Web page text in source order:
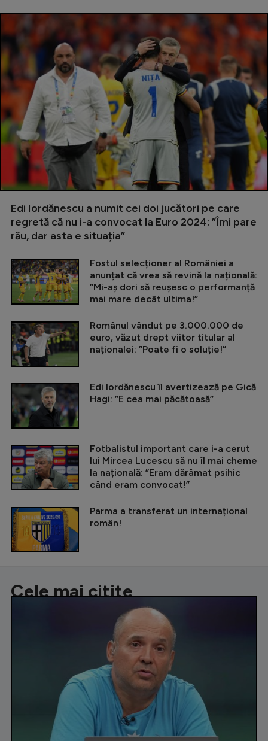
Edi Iordănescu a numit cei doi jucători pe care
regretă că nu i-a convocat la Euro 2024: ”Îmi pare
rău, dar asta e situația”
Fostul selecționer al României a
anunțat că vrea să revină la națională:
”Mi-aș dori să reușesc o performanță
mai mare decât ultima!”
Românul vândut pe 3.000.000 de
euro, văzut drept viitor titular al
naționalei: ”Poate fi o soluție!”
Edi Iordănescu îl avertizează pe Gică
Hagi: ”E cea mai păcătoasă”
Fotbalistul important care i-a cerut
lui Mircea Lucescu să nu îl mai cheme
la națională: ”Eram dărâmat psihic
când eram convocat!”
Parma a transferat un internațional
român!
Cele mai citite